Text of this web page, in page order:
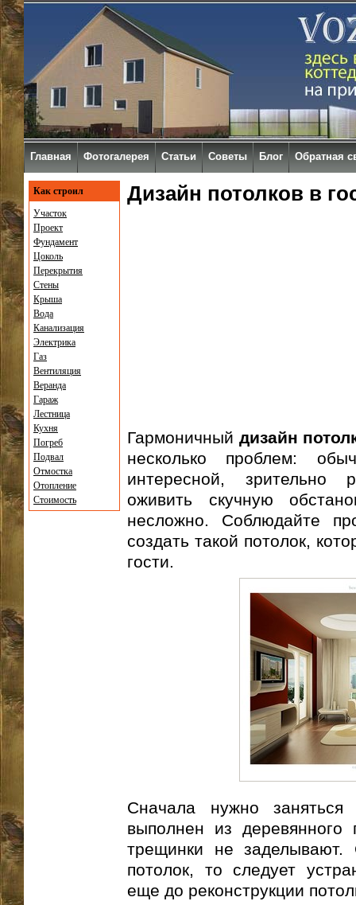
Дизайн потолков в
Гармоничный дизайн
несколько проблем:
интересной, зрительно
оживить скучную
несложно. Соблюдайте
создать такой потолок,
гости.
Сначала нужно
выполнен из
трещинки не
потолок, то следует
еще до реконструкции
Как строил
Участок
Проект
Фундамент
Цоколь
Перекрытия
Стены
Крыша
Вода
Канализация
Электрика
Газ
Вентиляция
Веранда
Гараж
Лестница
Кухня
Погреб
Подвал
Отмостка
Отопление
Стоимость
Главная Фотогалерея Статьи Советы Блог Обратная